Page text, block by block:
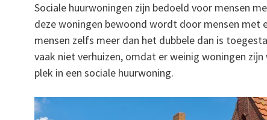
Sociale huurwoningen zijn bedoeld voor mensen
deze woningen bewoond wordt door mensen met
mensen zelfs meer dan het dubbele dan is
vaak niet verhuizen, omdat er weinig woningen
plek in een sociale huurwoning.